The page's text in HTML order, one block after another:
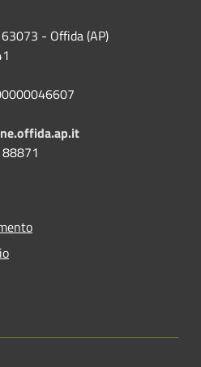
- Offida (AP)